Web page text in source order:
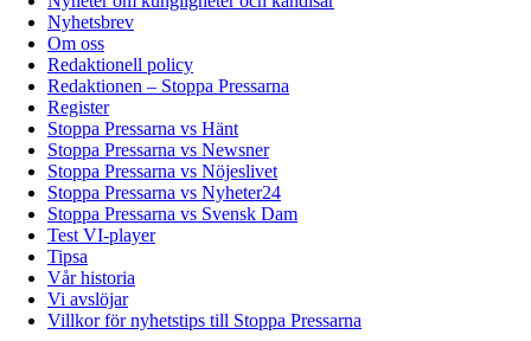
Nyhetsbrev
Om oss
Redaktionell policy
Redaktionen – Stoppa Pressarna
Register
Stoppa Pressarna vs Hänt
Stoppa Pressarna vs Newsner
Stoppa Pressarna vs Nöjeslivet
Stoppa Pressarna vs Nyheter24
Stoppa Pressarna vs Svensk Dam
Test VI-player
Tipsa
Vår historia
Vi avslöjar
Villkor för nyhetstips till Stoppa Pressarna